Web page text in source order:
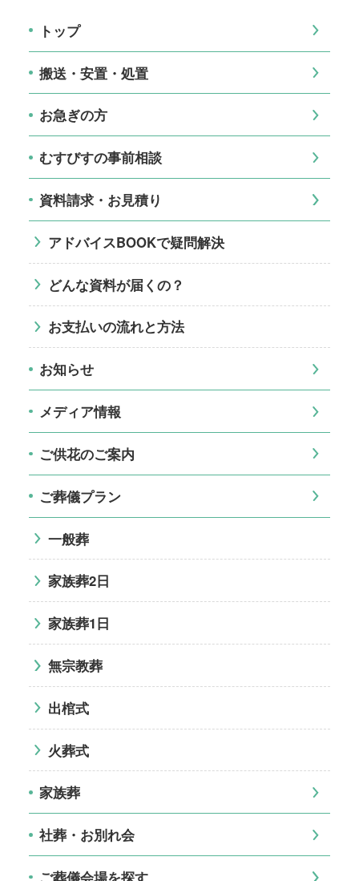
トップ
搬送・安置・処置
お急ぎの方
むすびすの事前相談
資料請求・お見積り
アドバイスBOOKで疑問解決
どんな資料が届くの？
お支払いの流れと方法
お知らせ
メディア情報
ご供花のご案内
ご葬儀プラン
一般葬
家族葬2日
家族葬1日
無宗教葬
出棺式
火葬式
家族葬
社葬・お別れ会
ご葬儀会場を探す